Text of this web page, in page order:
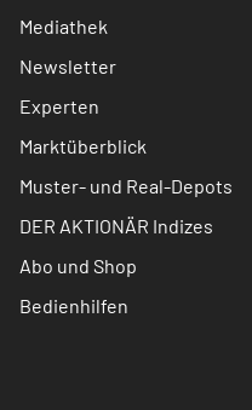
Mediathek
Newsletter
Experten
Marktüberblick
Muster- und Real-Depots
DER AKTIONÄR Indizes
Abo und Shop
Bedienhilfen